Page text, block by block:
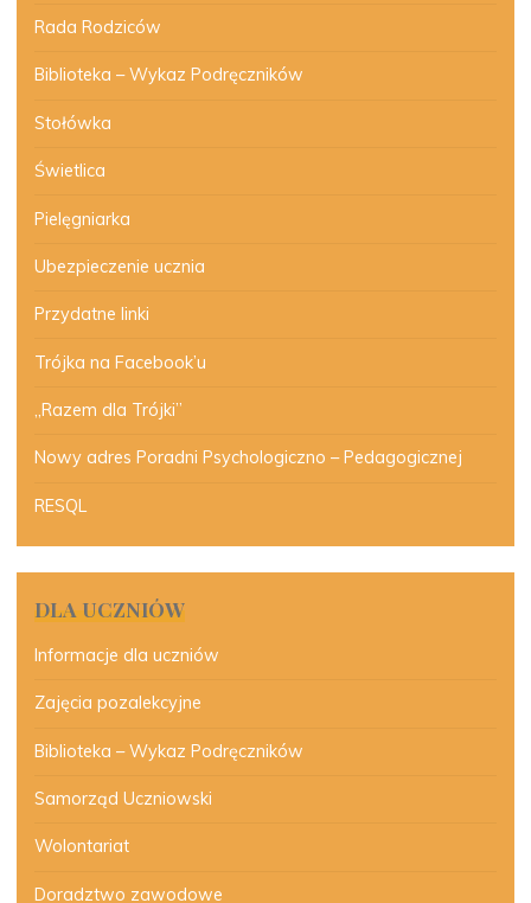
Rada Rodziców
Biblioteka – Wykaz Podręczników
Stołówka
Świetlica
Pielęgniarka
Ubezpieczenie ucznia
Przydatne linki
Trójka na Facebook’u
„Razem dla Trójki”
Nowy adres Poradni Psychologiczno – Pedagogicznej
RESQL
DLA UCZNIÓW
Informacje dla uczniów
Zajęcia pozalekcyjne
Biblioteka – Wykaz Podręczników
Samorząd Uczniowski
Wolontariat
Doradztwo zawodowe